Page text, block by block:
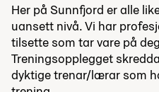
Her på Sunnfjord er alle
uansett nivå. Vi har
tilsette som tar vare på
Treningsopplegget
dyktige trenar/lærar som